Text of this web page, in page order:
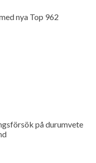
nya Top 962
på durumvete